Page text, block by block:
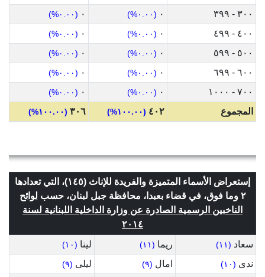
٣٠٠ - ٣٩٩ ٠ (٠.٠٠%) ٠ (٠.٠٠%)
٤٠٠ - ٤٩٩ ٠ (٠.٠٠%) ٠ (٠.٠٠%)
٥٠٠ - ٥٩٩ ٠ (٠.٠٠%) ٠ (٠.٠٠%)
٦٠٠ - ٦٩٩ ٠ (٠.٠٠%) ٠ (٠.٠٠%)
٧٠٠ - ١٠٠٠ ٠ (٠.٠٠%) ٠ (٠.٠٠%)
المجموع ٤٠٢ (١٠٠.٠٠%) ٣٠٦ (١٠٠.٠٠%)
إستعراض الأسماء المتميزة والفريدة للإناث (١٤٥)، التي تعدادها
٢ وما فوق، في قضاء بعبدا، محافظة جبل لبنان، حسب
لوائح
الناخبين الرسمية الصادرة عن وزارة الداخلية اللبنانية لسنة
٢٠١٤
سعاد (١١) ريما (١١) لينا (١٠)
ندى (١٠) امال (٩) ليلى (٩)